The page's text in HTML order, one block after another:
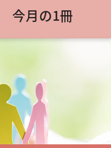
今月の1冊